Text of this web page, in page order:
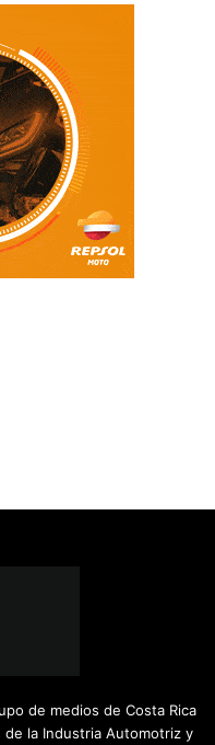
de medios de Costa Rica
la Industria Automotriz y